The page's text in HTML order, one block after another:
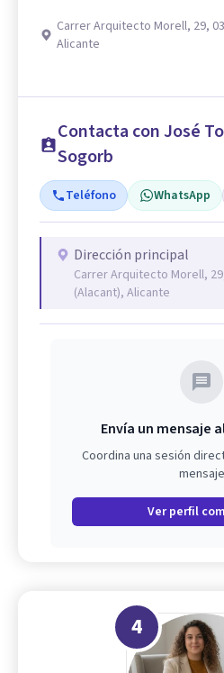
Carrer Arquitecto Morell, 29,
Alicante
Contacta con José
Sogorb
Teléfono WhatsApp
Dirección principal
Carrer Arquitecto Morell,
(Alacant), Alicante
Envía un mensaje
Coordina una sesión
mensaje
Ver perfil
4